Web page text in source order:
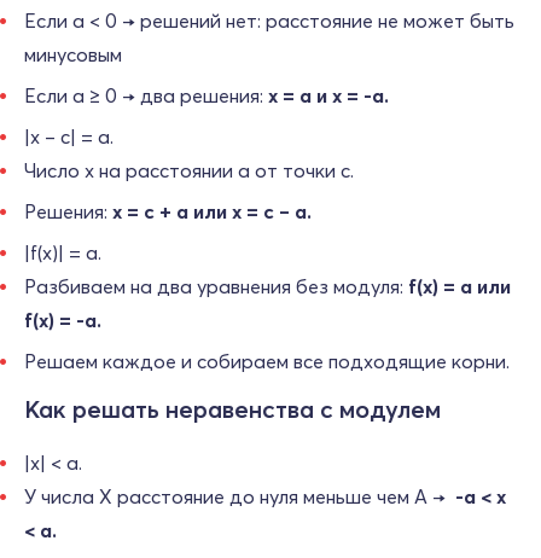
Если a < 0 → решений нет: расстояние не может быть
минусовым
Если a ≥ 0 → два решения: x = a и x = ‑a.
|x – c| = a.
Число x на расстоянии a от точки c.
Решения: x = c + a или x = c – a.
|f(x)| = a.
Разбиваем на два уравнения без модуля: f(x) = a или
f(x) = ‑a.
Решаем каждое и собираем все подходящие корни.
Как решать неравенства с модулем
|x| < a.
У числа Х расстояние до нуля меньше чем А → ‑a < x
< a.